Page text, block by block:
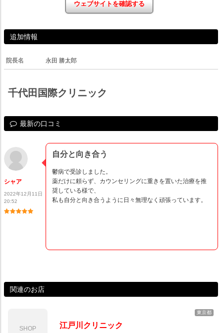
ウェブサイトを確認する
追加情報
院長名 永田 勝太郎
千代田国際クリニック
最新の口コミ
自分と向き合う
鬱病で受診しました。
薬だけに頼らず、カウンセリングに重きを置いた治療を推
奨している様で、
私も自分と向き合うように日々無理なく頑張っています。
シャア
2022年12月11日
20:52
関連のお店
SHOP
東京都
江戸川クリニック